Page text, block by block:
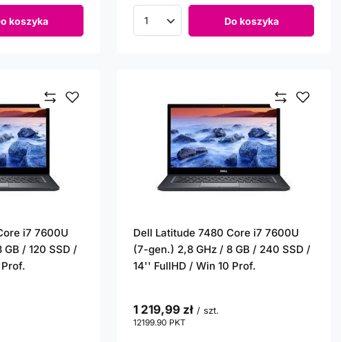
koszyka Ilość produktów Do koszyka
i7 7600U
/ 120 SSD /
Dell Latitude 7480 Core i7 7600U
(7-gen.) 2,8 GHz / 8 GB / 240 SSD /
14'' FullHD / Win 10 Prof.
1 219,99 zł / szt.
12199.90 PKT